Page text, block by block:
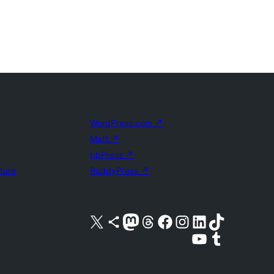
WordPress.com ↗
Matt ↗
bbPress ↗
BuddyPress ↗
Visit our X (formerly Twitter) account
Visit our Bluesky account
Visit our Mastodon account
Visit our Threads account
Visit our Facebook pageVisit our Instagram account
Visit our LinkedIn account
Visit our TikTok account
Näytä YouTube-kanavaVisit our Tumblr account